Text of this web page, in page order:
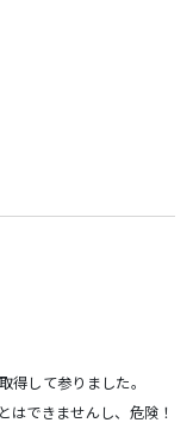
得して参りました。
はできませんし、危険！